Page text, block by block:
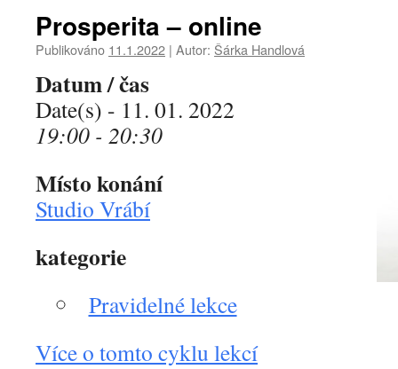
Prosperita – online
Publikováno 11.1.2022 | Autor: Šárka Handlová
Datum / čas
Date(s) - 11. 01. 2022
19:00 - 20:30
Místo konání
Studio Vrábí
kategorie
Pravidelné lekce
Více o tomto cyklu lekcí